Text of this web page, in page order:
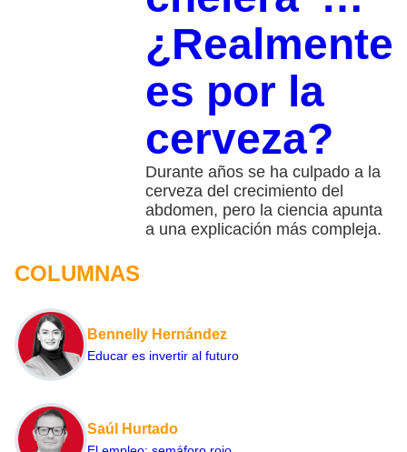
¿Realmente
es por la
cerveza?
Durante años se ha culpado a la
cerveza del crecimiento del
abdomen, pero la ciencia apunta
a una explicación más compleja.
COLUMNAS
Bennelly Hernández
Educar es invertir al futuro
Saúl Hurtado